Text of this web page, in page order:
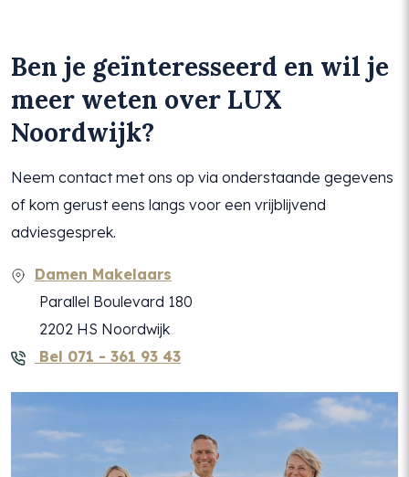
Ben je geïnteresseerd en wil je
meer weten over LUX
Noordwijk?
Neem contact met ons op via onderstaande gegevens
of kom gerust eens langs voor een vrijblijvend
adviesgesprek.
Damen Makelaars
Parallel Boulevard 180
2202 HS Noordwijk
Bel 071 - 361 93 43